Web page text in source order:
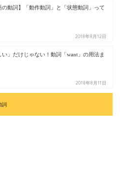
の動詞】「動作動詞」と「状態動詞」って
2018年8月12日
い」だけじゃない！動詞「want」の用法ま
2018年8月11日
詞